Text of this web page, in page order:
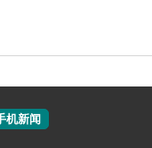
机新闻